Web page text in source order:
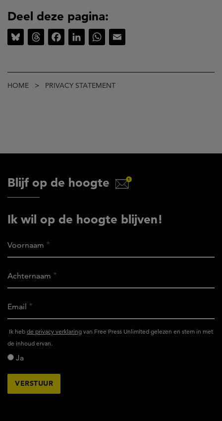
Deel deze pagina:
Bluesky ThreadsFacebookLinkedInWhatsApp
Kruimelpad
HOME PRIVACY STATEMENT
Blijf op de hoogte
Ik wil op de hoogte blijven!
Voornaam
Achternaam
Email
Ik
heb
het
reglement
Ik heb de privacy verklaring van Free Press Unlimited gelezen en stem in met
de inhoud ervan.
Ja